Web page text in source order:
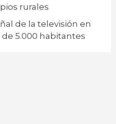
rurales
de la televisión en
5.000 habitantes